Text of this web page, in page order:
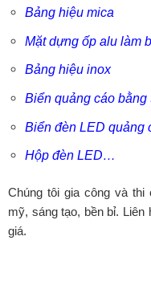
Bảng hiệu mica
Mặt dựng ốp alu làm
Bảng hiệu inox
Biển quảng cáo bằng
Biển đèn LED quảng
Hộp đèn LED…
Chúng tôi gia công và thi
mỹ, sáng tạo, bền bỉ.
giá.